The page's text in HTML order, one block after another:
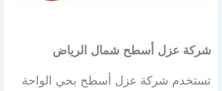
شركة عزل أسطح شمال الرياض
تستخدم شركة عزل أسطح بحي الواحة